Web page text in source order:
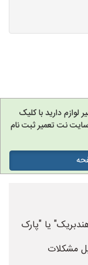
دارید با کلیک
نت تعمیر ثبت نام
یا "پارک
مشکلات